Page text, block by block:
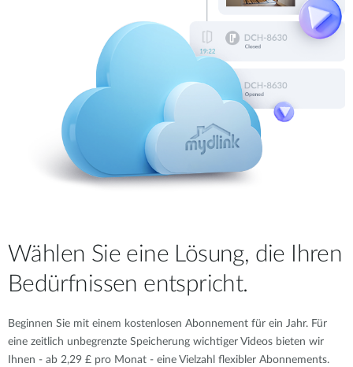
Wählen Sie eine Lösung, die Ihren
Bedürfnissen entspricht.
Beginnen Sie mit einem kostenlosen Abonnement für ein Jahr. Für
eine zeitlich unbegrenzte Speicherung wichtiger Videos bieten wir
Ihnen - ab 2,29 £ pro Monat - eine Vielzahl flexibler Abonnements.